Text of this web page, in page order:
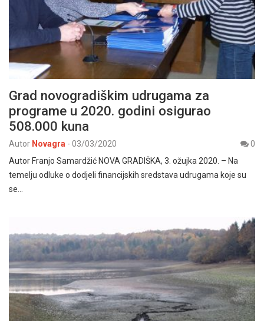
Grad novogradiškim udrugama za
programe u 2020. godini osigurao
508.000 kuna
Autor Novagra - 03/03/2020
0
Autor Franjo Samardžić NOVA GRADIŠKA, 3. ožujka 2020. – Na
temelju odluke o dodjeli financijskih sredstava udrugama koje su
se…